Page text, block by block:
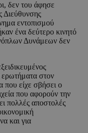
δεν του άφησε
Διεύθυνσης
εντοπισμού
ένα δεύτερο κινητό
Δυνάμεων δεν
ερωτήματα στον
που είχε σβήσει ο
που αφορούν την
πολλές αποστολές
και για